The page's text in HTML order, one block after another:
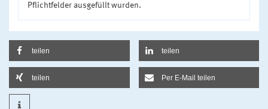
Pflichtfelder ausgefüllt wurden.
teilen teilen
teilen Per E-Mail teilen